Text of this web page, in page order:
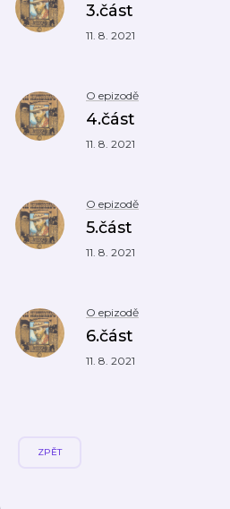
3.část
11. 8. 2021
O epizodě
4.část
11. 8. 2021
O epizodě
5.část
11. 8. 2021
O epizodě
6.část
11. 8. 2021
ZPĚT